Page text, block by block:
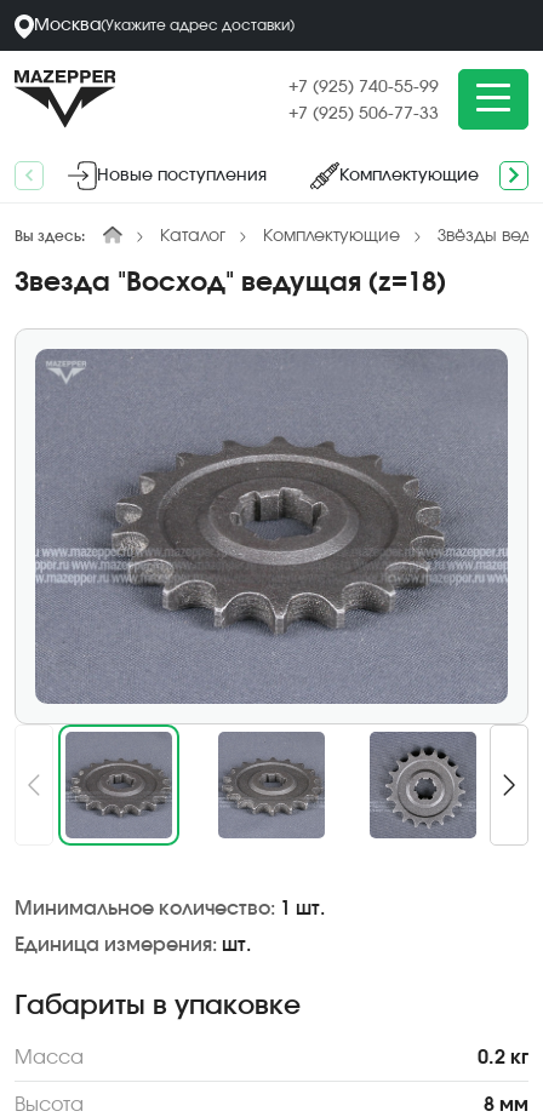
Москва(Укажите адрес доставки)
+7 (925) 740-55-99
+7 (925) 506-77-33
Новые поступления Комплектующие
Вы здесь: Каталог Комплектующие Звёзды
Звезда "Восход" ведущая (z=18)
Минимальное количество: 1 шт.
Единица измерения: шт.
Габариты в упаковке
Масса 0.2 кг
Высота 8 мм